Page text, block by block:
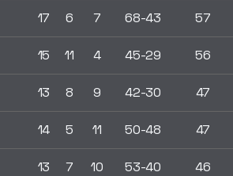
17 6 7 68-43 57
15 11 4 45-29 56
13 8 9 42-30 47
14 5 11 50-48 47
13 7 10 53-40 46